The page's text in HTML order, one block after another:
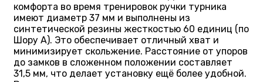
комфорта во время тренировок ручки турника
имеют диаметр 37 мм и выполнены из
синтетической резины жесткостью 60 единиц (по
Шору А). Это обеспечивает отличный хват и
минимизирует скольжение. Расстояние от упоров
до замков в сложенном положении составляет
31,5 мм, что делает установку ещё более удобной.